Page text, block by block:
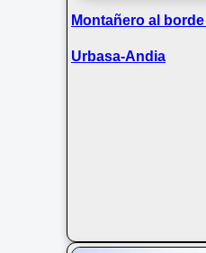
Montañero al
Urbasa-Andia